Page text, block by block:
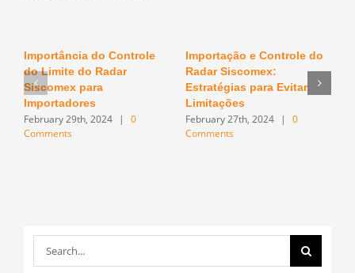
Importância do Controle
do Limite do Radar
Siscomex para
Importadores
February 29th, 2024 |
0
Comments
Importação e Controle do
Radar Siscomex:
Estratégias para Evitar
Limitações
February 27th, 2024 |
0
Comments
Search
for: